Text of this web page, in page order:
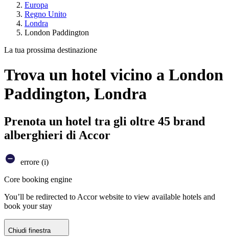
Europa
Regno Unito
Londra
London Paddington
La tua prossima destinazione
Trova un hotel vicino a London
Paddington, Londra
Prenota un hotel tra gli oltre 45 brand
alberghieri di Accor
errore (i)
Core booking engine
You’ll be redirected to Accor website to view available hotels and
book your stay
Chiudi finestra